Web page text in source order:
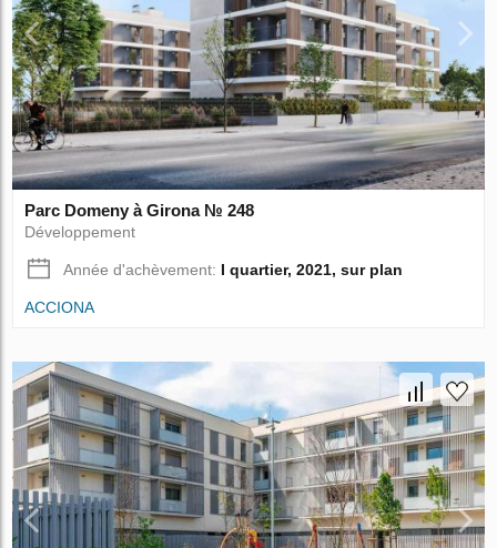
Parc Domeny à Girona № 248
Développement
Année d'achèvement: I quartier, 2021, sur plan
ACCIONA